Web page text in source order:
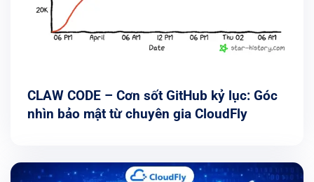
CLAW CODE – Cơn sốt GitHub kỷ lục: Góc
nhìn bảo mật từ chuyên gia CloudFly